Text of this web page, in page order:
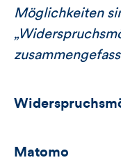
Möglichkeiten
Matomo